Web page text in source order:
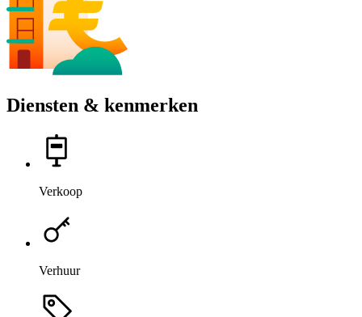
Diensten & kenmerken
Verkoop
Verhuur